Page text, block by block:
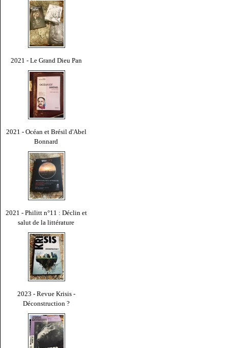
2021 - Le Grand Dieu Pan
2021 - Océan et Brésil d'Abel
Bonnard
2021 - Philitt n°11 : Déclin et
salut de la littérature
2023 - Revue Krisis -
Déconstruction ?